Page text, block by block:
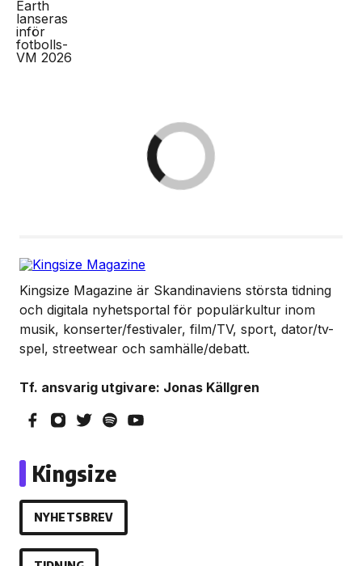
Kingsize Magazine är Skandinaviens största tidning
och digitala nyhetsportal för populärkultur inom
musik, konserter/festivaler, film/TV, sport, dator/tv-
spel, streetwear och samhälle/debatt.
Tf. ansvarig utgivare: Jonas Källgren
Kingsize
NYHETSBREV